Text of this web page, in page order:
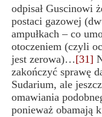
odpisał Guscinowi
postaci gazowej
ampułkach – co
otoczeniem (czyli
jest zerowa)…[31]
zakończyć sprawę
Sudarium, ale
omawiania
ponieważ obamają